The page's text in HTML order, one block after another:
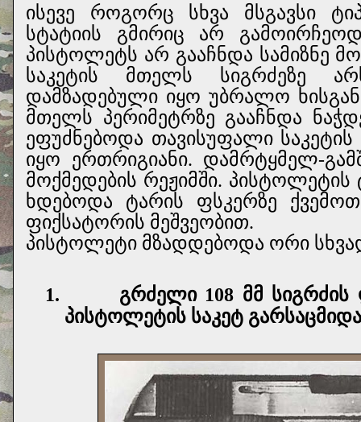
ისევე როგორც სხვა მსგავსი
სტატიის გმირიც არ
პისტოლეტს არ გააჩნდა სამიზნე
საკეტის მთელს სიგრძეზე
დამზადებული იყო უბრალო
მთელს პერიმეტრზე გააჩნდა
ეფუძნებოდა თავისუფალი
იყო ერთრიგიანი. დამრტყმელ-
მოქმედების რეჟიმში.
ხდებოდა ტარის ფსკერზე
ფიქსატორის მეშვეობით.
პისტოლეტი მზადდებოდა ორი
1.
გრძელი 108 მმ
პისტოლეტის საკეტ